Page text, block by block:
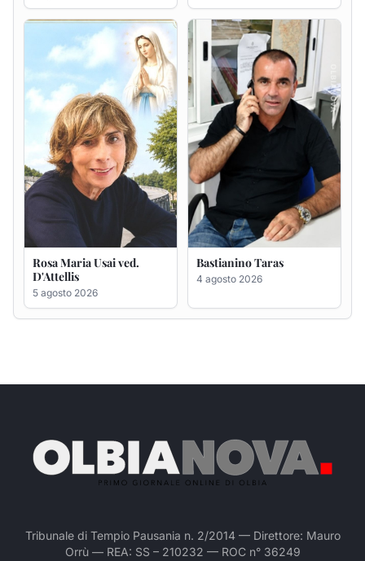
Rosa Maria Usai ved.
D'Attellis
5 agosto 2026
Bastianino Taras
4 agosto 2026
Tribunale di Tempio Pausania n. 2/2014 — Direttore: Mauro
Orrù — REA: SS – 210232 — ROC n° 36249